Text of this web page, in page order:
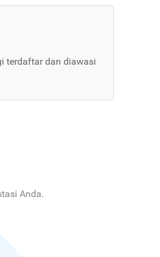
terdaftar dan diawasi
Anda.